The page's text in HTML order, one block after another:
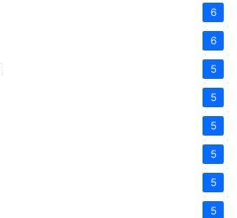
6
6
5
5
5
5
5
5